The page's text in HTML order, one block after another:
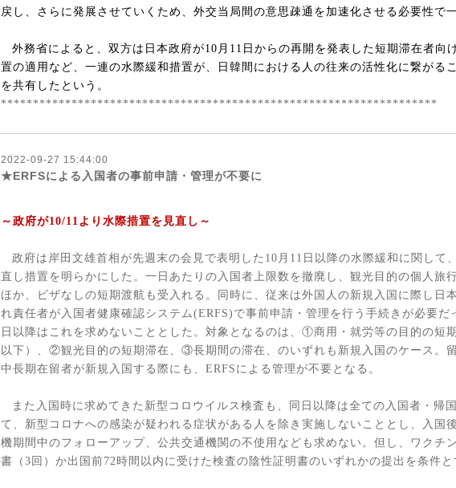
戻し、さらに発展させていくため、外交当局間の意思疎通を加速化させる必要性で一
外務省によると、双方は日本政府が10 月 11 日からの再開を発表した短期滞在者向
置の適用など、一連の水際緩和措置が、日韓間における人の往来の活性化に繋がる
を共有したという。
********************************************************************
2022-09-27 15:44:00
★ERFSによる入国者の事前申請・管理が不要に
～政府が10/11より水際措置を見直し～
政府は岸田文雄首相が先週末の会見で表明した 10 月 11 日以降の水際緩和に関して
直し措置を明らかにした。一日あたりの入国者上限数を撤廃し、観光目的の個人旅
ほか、ビザなしの短期渡航も受入れる。同時に、従来は外国人の新規入国に際し日
れ責任者が入国者健康確認システム(ERFS) で事前申請・管理を行う手続きが必要だ
日以降はこれを求めないこととした。対象となるのは、①商用・就労等の目的の短
以下）、②観光目的の短期滞在、③長期間の滞在、のいずれも新規入国のケース。
中長期在留者が新規入国する際にも、 ERFS による管理が不要となる。
また入国時に求めてきた新型コロウイルス検査も、同日以降は全ての入国者・帰
て、新型コロナへの感染が疑われる症状がある人を除き実施しないこととし、入国
機期間中のフォローアップ、公共交通機関の不使用なども求めない。但し、ワクチ
書（ 3 回）か出国前72時間以内に受けた検査の陰性証明書のいずれかの提出を条件と